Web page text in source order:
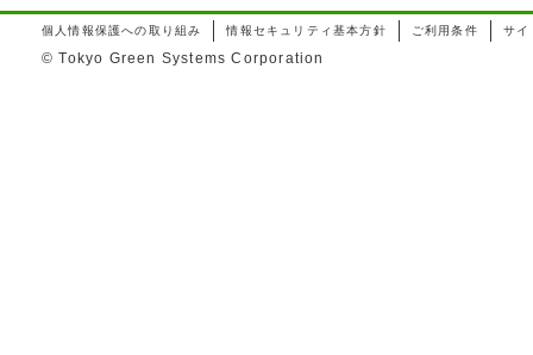
個人情報保護への取り組み 情報セキュリティ基本方針 ご利用条件 サイ
© Tokyo Green Systems Corporation